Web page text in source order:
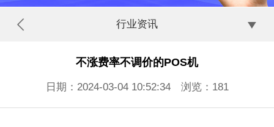
行业资讯
不涨费率不调价的POS机
日期：2024-03-04 10:52:34 浏览： 181